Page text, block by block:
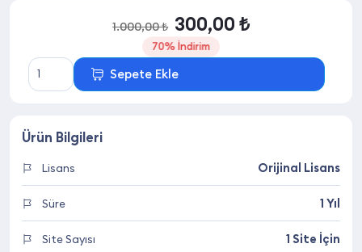
1.000,00₺ 300,00 ₺
70% İndirim
WPML
Lisans
–
Çoklu
Dil
Eklentisi
adet
Sepete Ekle
Ürün Bilgileri
Lisans Orijinal Lisans
Süre 1 Yıl
Site Sayısı 1 Site İçin